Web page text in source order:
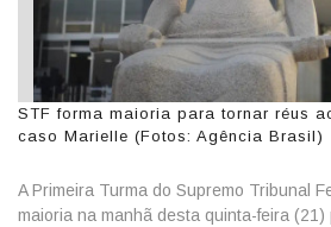
STF forma maioria para tornar réus
caso Marielle (Fotos: Agência Brasil)
A Primeira Turma do Supremo Tribunal
maioria na manhã desta quinta-feira